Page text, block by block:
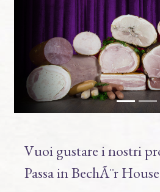
Vuoi gustare i nostri
Passa in BechÃ¨r